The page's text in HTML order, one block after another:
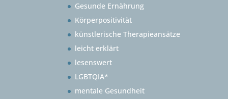
Gesunde Ernährung
Körperpositivität
künstlerische Therapieansätze
leicht erklärt
lesenswert
LGBTQIA*
mentale Gesundheit